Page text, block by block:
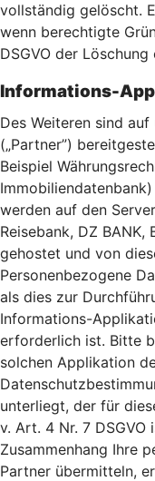
vollständig gelöscht.
wenn berechtigte
DSGVO der
Informations-
Des Weiteren sind
(„Partner”)
Beispiel
werden auf den
Reisebank, DZ BANK,
gehostet und von
Personenbezogene
als dies zur
Informations-
erforderlich ist. Bitte
solchen Applikation
unterliegt, der für
v. Art. 4 Nr. 7
Zusammenhang Ihre
Partner übermitteln,